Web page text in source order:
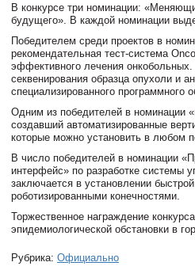
В конкурсе три номинации:
будущего». В каждой номинации
Победителем среди проектов в
рекомендательная тест-система
эффективного лечения
секвенирования образца опухоли и
специализированного программного
Одним из победителей в номинации
создавший автоматизированные
которые можно установить в любом
В число победителей в номинации
интерфейс» по разработке системы
заключается в установлении
роботизированными конечностями.
Торжественное награждение
эпидемиологической обстановки в
Рубрика: Официально